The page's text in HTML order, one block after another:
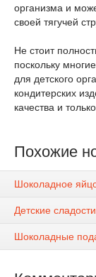
организма и
своей тягучей
Не стоит
поскольку
для детского
кондитерских
качества и
Похожие
Шоколадное
Детские
Шоколадные